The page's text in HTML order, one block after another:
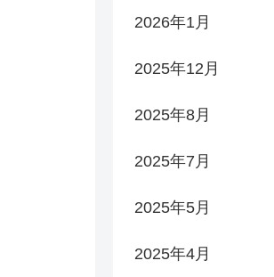
2026年1月
2025年12月
2025年8月
2025年7月
2025年5月
2025年4月